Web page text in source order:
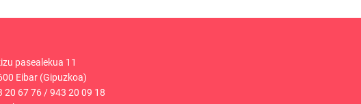
pasealekua 11
Eibar (Gipuzkoa)
20 67 76/943 20 09 18